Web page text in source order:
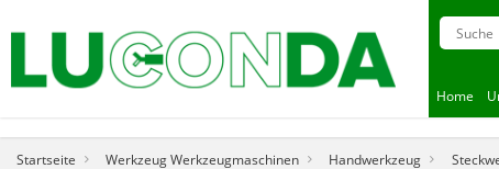
Home
Startseite Werkzeug Werkzeugmaschinen Handwerkzeug